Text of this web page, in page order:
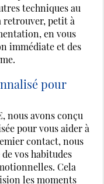
techniques au
retrouver, petit à
en vous
immédiate et des
pour
nous avons conçu
pour vous aider à
contact, nous
vos habitudes
Cela
les moments